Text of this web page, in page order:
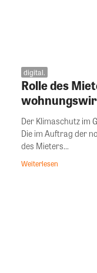
digital.
Rolle des
Der Klimaschutz im
Die im Auftrag der
des Mieters...
Weiterlesen